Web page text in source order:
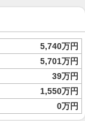
5,740万円
5,701万円
39万円
1,550万円
0万円